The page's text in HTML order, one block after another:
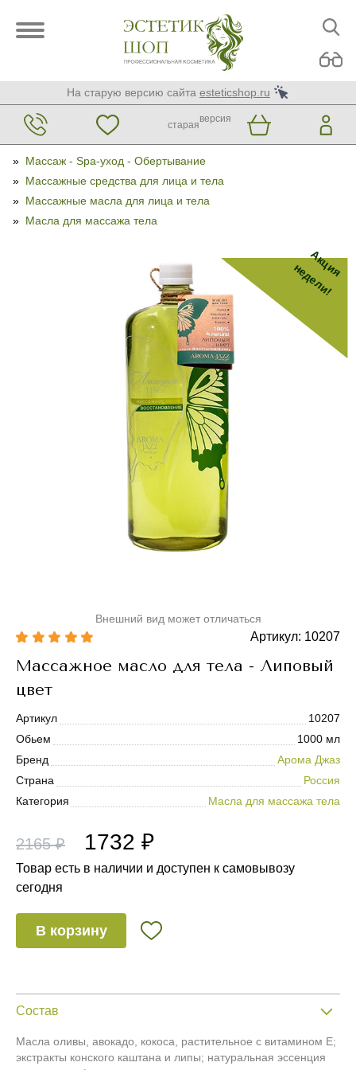
На старую версию сайта esteticshop.ru
старая
версия
» Массаж - Spa-уход - Обертывание
» Массажные средства для лица и тела
» Массажные масла для лица и тела
» Масла для массажа тела
Акция
недели!
Внешний вид может отличаться
Артикул: 10207
Массажное масло для тела - Липовый
цвет
Артикул
10207
Обьем
1000 мл
Бренд
Арома Джаз
Страна
Россия
Категория
Масла для массажа тела
2165 ₽ 1732 ₽
Товар есть в наличии и доступен к самовывозу
сегодня
В корзину
Состав
Масла оливы, авокадо, кокоса, растительное с витамином Е;
экстракты конского каштана и липы; натуральная эссенция